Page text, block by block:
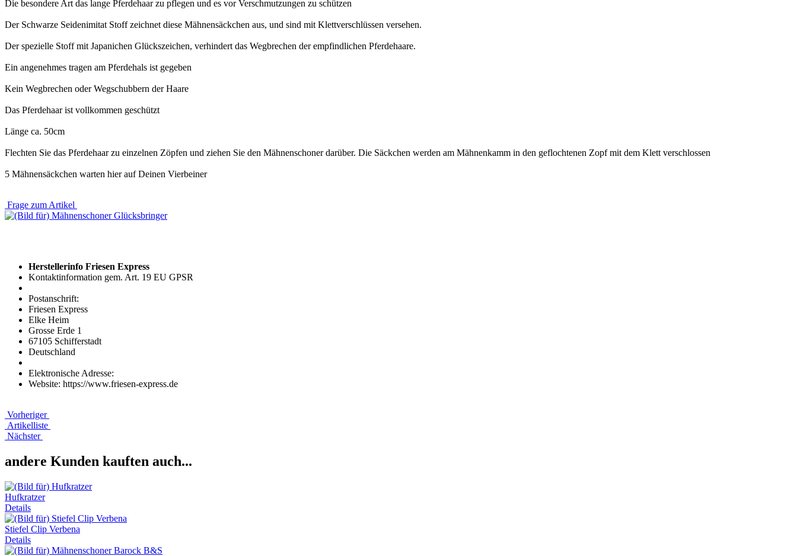
Die besondere Art das lange Pferdehaar zu pflegen und es vor Verschmutzungen zu schützen
Der Schwarze Seidenimitat Stoff zeichnet diese Mähnensäckchen aus, und sind mit Klettverschlüssen versehen.
Der spezielle Stoff mit Japanichen Glückszeichen, verhindert das Wegbrechen der empfindlichen Pferdehaare.
Ein angenehmes tragen am Pferdehals ist gegeben
Kein Wegbrechen oder Wegschubbern der Haare
Das Pferdehaar ist vollkommen geschützt
Länge ca. 50cm
Flechten Sie das Pferdehaar zu einzelnen Zöpfen und ziehen Sie den Mähnenschoner darüber. Die Säckchen werden am Mähnenkamm in den geflochtenen Zopf mit dem Klett verschlossen
5 Mähnensäckchen warten hier auf Deinen Vierbeiner
Frage zum Artikel
Herstellerinfo Friesen Express
Kontaktinformation gem. Art. 19 EU GPSR
Postanschrift:
Friesen Express
Elke Heim
Grosse Erde 1
67105 Schifferstadt
Deutschland
Elektronische Adresse:
Website: https://www.friesen-express.de
Vorheriger
Artikelliste
Nächster
andere Kunden kauften auch...
Hufkratzer
Details
Stiefel Clip Verbena
Details